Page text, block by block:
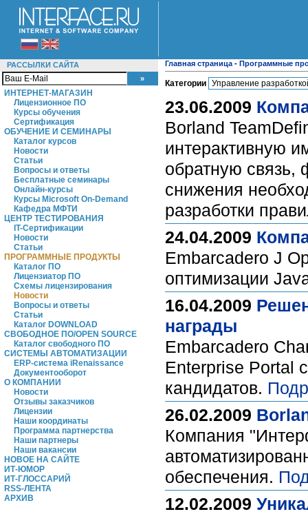
РАССЫЛКИ САЙТА
ИНТЕРНЕТ-МАГАЗИН
Лицензионное ПО
Курсы обучения
Сертификация
ОБУЧЕНИЕ И СЕМИНАРЫ
Каталог курсов
Новости
Статьи
Вопросы и ответы
Бесплатные семинары
Онлайн-курсы
Курсы Microsoft On-Demand
Кафедра МФТИ
ЦЕНТР ТЕСТИРОВАНИЯ
IT-Сертификации
Новости
Статьи
ПРОГРАММНЫЕ ПРОДУКТЫ
Каталог ПО
Лицензиатор ПО
Схемы лицензирования
Новости
Вопросы и ответы
Статьи
Каталог DOWNLOAD
СВОБОДНОЕ ПО/OPEN SOURCE
Каталог свободного ПО
СИСТЕМЫ АВТОМАТИЗАЦИИ
ERP-система iRenaissance
Документооборот
О КОМПАНИИ
Новости
Отзывы заказчиков
Лицензии
Наши координаты
Программа партнерства
Наши партнеры
Наши вакансии
НОВОЕ НА САЙТЕ
ИТ-ЮМОР
ИТ-ГЛОССАРИЙ
RSS-ЛЕНТА
АРХИВ
Главная страница - Программные
Категории
23.06.2009
Borland
интерактивную
обратную связь,
снижения
разработки
24.04.2009
Embarcadero J
оптимизации
16.04.2009
награды
Embarcadero
Enterprise Portal
кандидатов.
26.02.2009
Компания
обеспечения.
12.02.2009